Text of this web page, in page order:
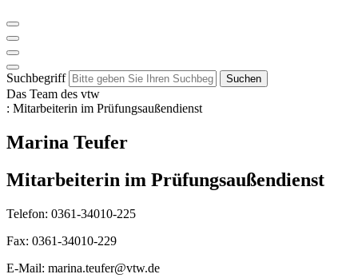
Suchbegriff Suchen
Das Team des vtw
: Mitarbeiterin im Prüfungsaußendienst
Marina Teufer
Mitarbeiterin im Prüfungsaußendienst
Telefon: 0361-34010-225
Fax: 0361-34010-229
E-Mail: marina.teufer@vtw.de